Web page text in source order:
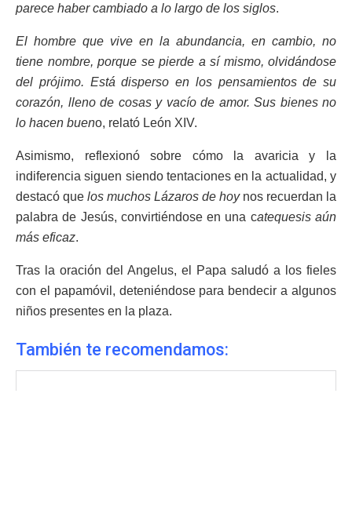
parece haber cambiado a lo largo de los siglos.
El hombre que vive en la abundancia, en cambio, no
tiene nombre, porque se pierde a sí mismo, olvidándose
del prójimo. Está disperso en los pensamientos de su
corazón, lleno de cosas y vacío de amor. Sus bienes no
lo hacen bueno, relató León XIV.
Asimismo, reflexionó sobre cómo la avaricia y la
indiferencia siguen siendo tentaciones en la actualidad, y
destacó que los muchos Lázaros de hoynos recuerdan la
palabra de Jesús, convirtiéndose en una catequesis aún
más eficaz.
Tras la oración del Angelus, el Papa saludó a los fieles
con el papamóvil, deteniéndose para bendecir a algunos
niños presentes en la plaza.
También te recomendamos: